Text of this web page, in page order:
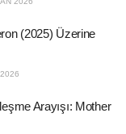
(2025) Üzerine
Arayışı: Mother